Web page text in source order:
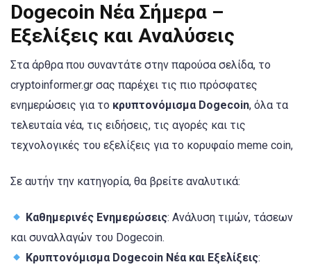
Dogecoin Νέα Σήμερα –
Εξελίξεις και Αναλύσεις
Στα άρθρα που συναντάτε στην παρούσα σελίδα, το
cryptoinformer.gr σας παρέχει τις πιο πρόσφατες
ενημερώσεις για το κρυπτονόμισμα Dogecoin, όλα τα
τελευταία νέα, τις ειδήσεις, τις αγορές και τις
τεχνολογικές του εξελίξεις για το κορυφαίο meme coin,
Σε αυτήν την κατηγορία, θα βρείτε αναλυτικά:
Καθημερινές Ενημερώσεις: Ανάλυση τιμών, τάσεων
και συναλλαγών του Dogecoin.
Κρυπτονόμισμα Dogecoin Νέα και Εξελίξεις: